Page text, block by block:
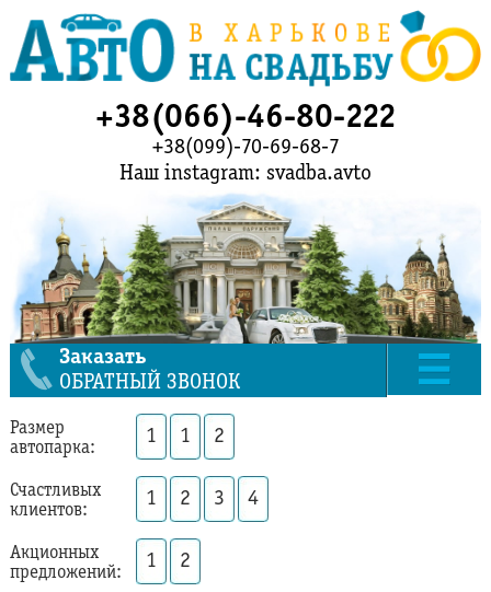
+38(066)-46-80-222
+38(099)-70-69-68-7
Наш instagram: svadba.avto
Заказать
ОБРАТНЫЙ ЗВОНОК
Размер
автопарка:
1 1 2
Счастливых
клиентов:
1 2 3 4
Акционных
предложений:
1 2